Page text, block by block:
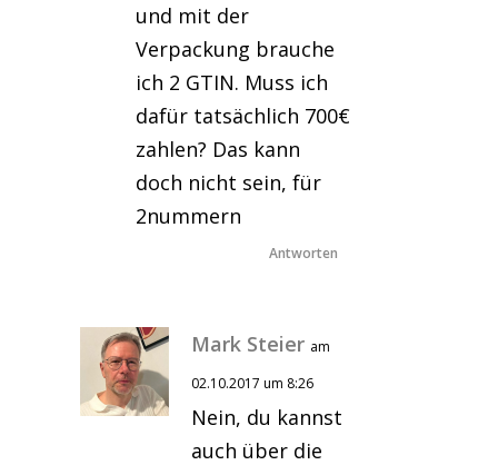
und mit der
Verpackung brauche
ich 2 GTIN. Muss ich
dafür tatsächlich 700€
zahlen? Das kann
doch nicht sein, für
2nummern
Antworten
Mark Steier am
02.10.2017 um 8:26
Nein, du kannst
auch über die